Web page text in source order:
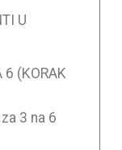
U
6 (KORAK
3 na 6